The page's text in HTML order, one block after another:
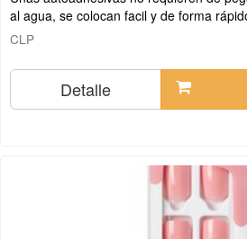
al agua, se colocan facil y de forma
CLP
Detalle